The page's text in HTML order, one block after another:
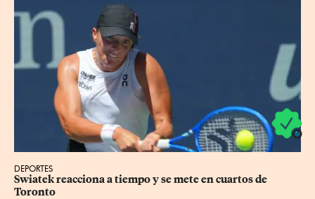
DEPORTES
Swiatek reacciona a tiempo y se mete en cuartos de
Toronto